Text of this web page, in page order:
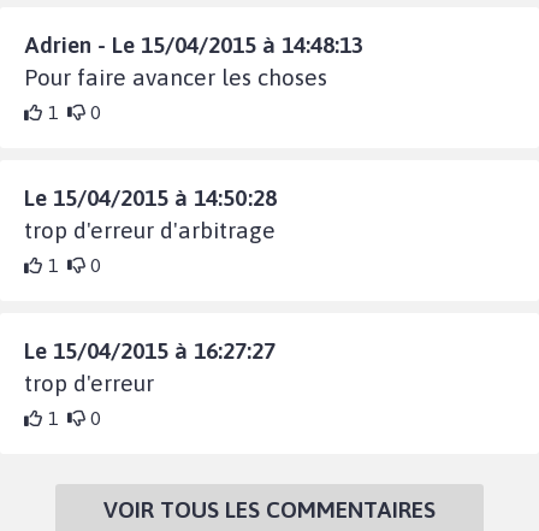
Adrien - Le 15/04/2015 à 14:48:13
Pour faire avancer les choses
1 0
Le 15/04/2015 à 14:50:28
trop d'erreur d'arbitrage
1 0
Le 15/04/2015 à 16:27:27
trop d'erreur
1 0
VOIR TOUS LES COMMENTAIRES